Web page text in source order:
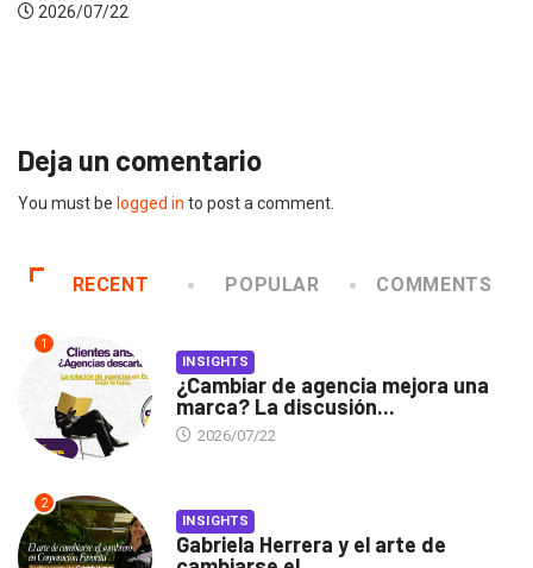
Deja un comentario
You must be logged in to post a comment.
RECENT POPULAR COMMENTS
1
INSIGHTS
¿Cambiar de agencia mejora una
marca? La discusión...
2026/07/22
2
INSIGHTS
Gabriela Herrera y el arte de